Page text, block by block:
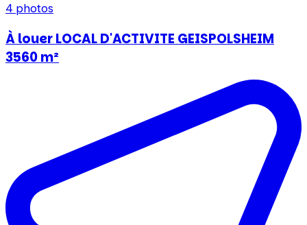
4 photos
À louer LOCAL D'ACTIVITE GEISPOLSHEIM
3560 m²